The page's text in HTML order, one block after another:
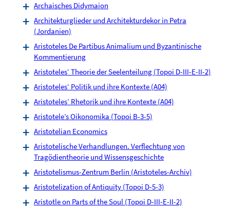
Archaisches Didymaion
Architekturglieder und Architekturdekor in Petra
(Jordanien)
Aristoteles De Partibus Animalium und Byzantinische
Kommentierung
Aristoteles‘ Theorie der Seelenteilung (Topoi D-III-E-II-2)
Aristoteles‘ Politik und ihre Kontexte (A04)
Aristoteles’ Rhetorik und ihre Kontexte (A04)
Aristotele’s Oikonomika (Topoi B-3-5)
Aristotelian Economics
Aristotelische Verhandlungen. Verflechtung von
Tragödientheorie und Wissensgeschichte
Aristotelismus-Zentrum Berlin (Aristoteles-Archiv)
Aristotelization of Antiquity (Topoi D-5-3)
Aristotle on Parts of the Soul (Topoi D-III-E-II-2)